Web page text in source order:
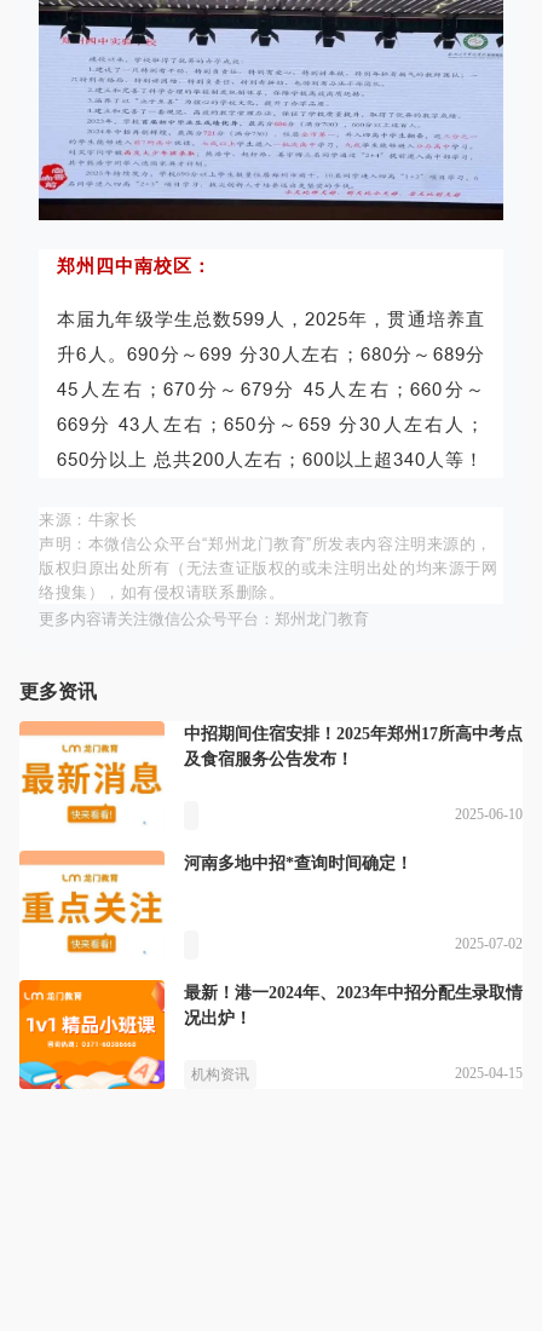
郑州四中南校区：
本届九年级学生总数599人，2025年，贯通培养直
升6人。690分～699 分30人左右；680分～689分
45人左右；670分～679分 45人左右；660分～
669分 43人左右；650分～659 分30人左右人；
650分以上 总共200人左右；600以上超340人等！
来源：牛家长
声明：本微信公众平台“郑州龙门教育”所发表内容注明来源的，
版权归原出处所有（无法查证版权的或未注明出处的均来源于网
络搜集），如有侵权请联系删除。
更多内容请关注微信公众号平台：郑州龙门教育
更多资讯
中招期间住宿安排！2025年郑州17所高中考点
及食宿服务公告发布！
2025-06-10
河南多地中招*查询时间确定！
2025-07-02
最新！港一2024年、2023年中招分配生录取情
况出炉！
机构资讯 2025-04-15